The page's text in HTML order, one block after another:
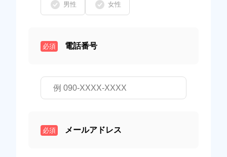
男性 女性
必須 電話番号
必須 メールアドレス